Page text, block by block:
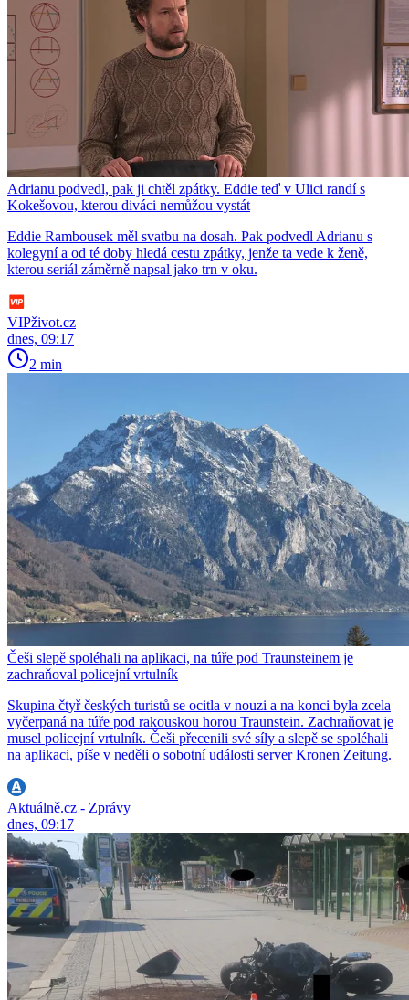
Adrianu podvedl, pak ji chtěl zpátky. Eddie teď v Ulici randí s
Kokešovou, kterou diváci nemůžou vystát
Eddie Rambousek měl svatbu na dosah. Pak podvedl Adrianu s
kolegyní a od té doby hledá cestu zpátky, jenže ta vede k ženě,
kterou seriál záměrně napsal jako trn v oku.
VIPživot.cz
dnes, 09:17
2 min
Češi slepě spoléhali na aplikaci, na túře pod Traunsteinem je
zachraňoval policejní vrtulník
Skupina čtyř českých turistů se ocitla v nouzi a na konci byla zcela
vyčerpaná na túře pod rakouskou horou Traunstein. Zachraňovat je
musel policejní vrtulník. Češi přecenili své síly a slepě se spoléhali
na aplikaci, píše v neděli o sobotní události server Kronen Zeitung.
Aktuálně.cz - Zprávy
dnes, 09:17